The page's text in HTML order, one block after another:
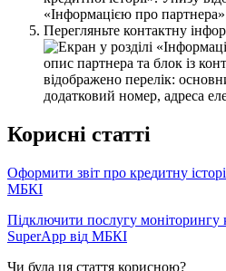
Перегляньте контактну інфор
Корисні статті
Оформити звіт про кредитну історі
МБКІ
Підключити послугу моніторингу
SuperApp від МБКІ
Чи була ця стаття корисною?